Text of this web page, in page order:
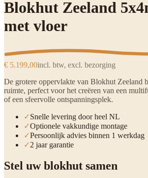
Blokhut Zeeland
met vloer
€ 5.199,00incl. btw, excl. bezorging
De grotere oppervlakte van Blokhut Zeeland
ruimte, perfect voor het creëren van een
of een sfeervolle ontspanningsplek.
✓Snelle levering door heel NL
✓Optionele vakkundige montage
✓Persoonlijk advies binnen 1 werkdag
✓2 jaar garantie
Stel uw blokhut samen